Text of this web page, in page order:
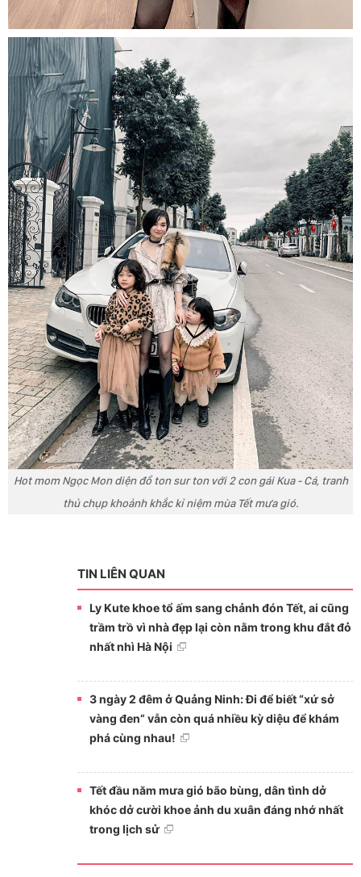
Hot mom Ngọc Mon diện đồ ton sur ton với 2 con gái Kua - Cá, tranh
thủ chụp khoảnh khắc kỉ niệm mùa Tết mưa gió.
TIN LIÊN QUAN
Ly Kute khoe tổ ấm sang chảnh đón Tết, ai cũng
trầm trồ vì nhà đẹp lại còn nằm trong khu đắt đỏ
nhất nhì Hà Nội
3 ngày 2 đêm ở Quảng Ninh: Đi để biết “xứ sở
vàng đen” vẫn còn quá nhiều kỳ diệu để khám
phá cùng nhau!
Tết đầu năm mưa gió bão bùng, dân tình dở
khóc dở cười khoe ảnh du xuân đáng nhớ nhất
trong lịch sử